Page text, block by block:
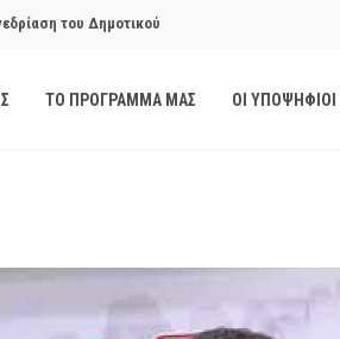
του Δημοτικού
την παρέμβαση της Ανοιχτής
ΤΟ ΠΡΟΓΡΑΜΜΑ ΜΑΣ ΟΙ ΥΠΟΨΗΦΙΟΙ